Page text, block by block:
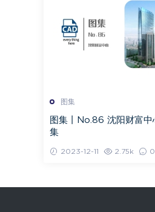
图集
图集丨No.86 沈阳财富中
集
2023-12-11 2.75k 0